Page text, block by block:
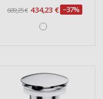
689,25 € 434,23 € −37%